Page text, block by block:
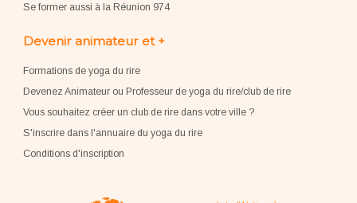
Se former aussi à la Réunion 974
Devenir animateur et +
Formations de yoga du rire
Devenez Animateur ou Professeur de yoga du rire/club de rire
Vous souhaitez créer un club de rire dans votre ville ?
S'inscrire dans l'annuaire du yoga du rire
Conditions d'inscription